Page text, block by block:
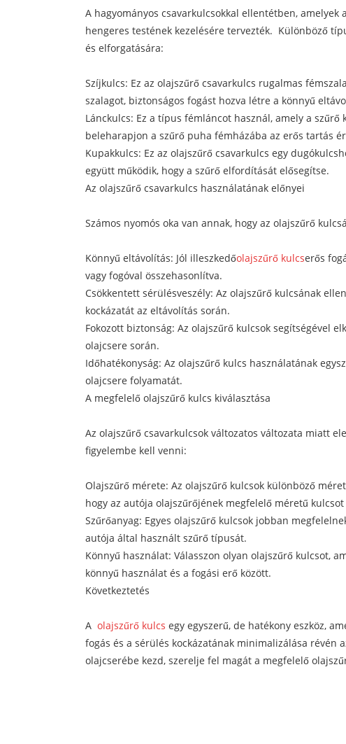
A hagyományos csavarkulcsokkal ellentétben,
hengeres testének kezelésére tervezték. Különböző
és elforgatására:
Szíjkulcs: Ez az olajszűrő csavarkulcs rugalmas
szalagot, biztonságos fogást hozva létre a könnyű
Lánckulcs: Ez a típus fémláncot használ, amely a
beleharapjon a szűrő puha fémházába az erős tartás
Kupakkulcs: Ez az olajszűrő csavarkulcs egy
együtt működik, hogy a szűrő elfordítását elősegítse.
Az olajszűrő csavarkulcs használatának előnyei
Számos nyomós oka van annak, hogy az olajszűrő
Könnyű eltávolítás: Jól illeszkedőolajszűrő kulcserős
vagy fogóval összehasonlítva.
Csökkentett sérülésveszély: Az olajszűrő kulcsának
kockázatát az eltávolítás során.
Fokozott biztonság: Az olajszűrő kulcsok segítségével
olajcsere során.
Időhatékonyság: Az olajszűrő kulcs használatának
olajcsere folyamatát.
A megfelelő olajszűrő kulcs kiválasztása
Az olajszűrő csavarkulcsok változatos változata miatt
figyelembe kell venni:
Olajszűrő mérete: Az olajszűrő kulcsok különböző
hogy az autója olajszűrőjének megfelelő méretű kulcsot
Szűrőanyag: Egyes olajszűrő kulcsok jobban
autója által használt szűrő típusát.
Könnyű használat: Válasszon olyan olajszűrő kulcsot,
könnyű használat és a fogási erő között.
Következtetés
A olajszűrő kulcs egy egyszerű, de hatékony eszköz,
fogás és a sérülés kockázatának minimalizálása
olajcserébe kezd, szerelje fel magát a megfelelő